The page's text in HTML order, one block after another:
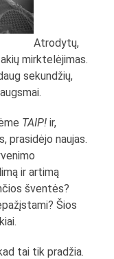
Atrodytų,
mirktelėjimas.
sekundžių,
TAIP! ir,
prasidėjo naujas.
ir artimą
šventės?
Šios
tai tik pradžia.